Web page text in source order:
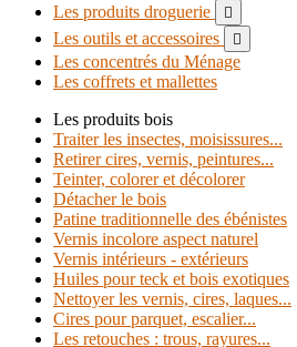
Les produits droguerie 
Les outils et accessoires 
Les concentrés du Ménage
Les coffrets et mallettes
Les produits bois
Traiter les insectes, moisissures...
Retirer cires, vernis, peintures...
Teinter, colorer et décolorer
Détacher le bois
Patine traditionnelle des ébénistes
Vernis incolore aspect naturel
Vernis intérieurs - extérieurs
Huiles pour teck et bois exotiques
Nettoyer les vernis, cires, laques...
Cires pour parquet, escalier...
Les retouches : trous, rayures...